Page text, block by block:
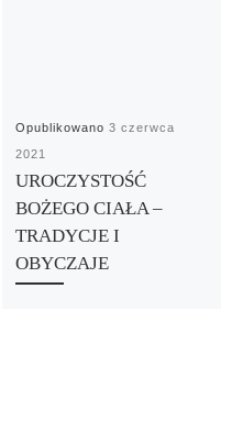
Opublikowano3 czerwca
2021
UROCZYSTOŚĆ
BOŻEGO CIAŁA –
TRADYCJE I
OBYCZAJE